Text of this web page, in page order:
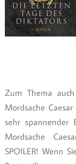
Zum Thema
Mordsache
sehr spannender
Mordsache
SPOILER! Wenn